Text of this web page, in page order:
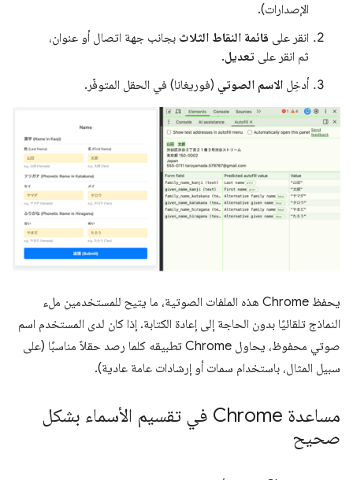
الإصدارات).
انقر على قائمة النقاط الثلاث بجانب جهة اتصال أو عنوان،
ثم انقر على تعديل.
أدخِل الاسم الصوتي (فوريغانا) في الحقل المتوفّر.
يحفظ Chrome هذه الملفات الصوتية، ما يتيح للمستخدمين ملء
النماذج تلقائيًا بدون الحاجة إلى إعادة الكتابة. إذا كان لدى المستخدم اسم
صوتي محفوظ، يحاول Chrome تطبيقه كلما رصد حقلاً مناسبًا (على
سبيل المثال، باستخدام سمات أو إرشادات عامة عادية).
مساعدة Chrome في تقسيم الأسماء بشكل
صحيح